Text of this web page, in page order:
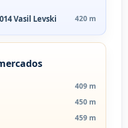
Vasil Levski 420 m
409 m
450 m
459 m